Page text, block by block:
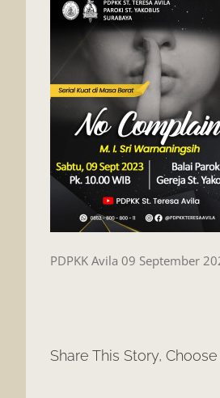
PDPKK Avila 09 September
Share This Story,